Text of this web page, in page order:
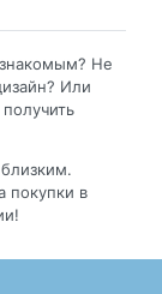
Не
Или
покупки в